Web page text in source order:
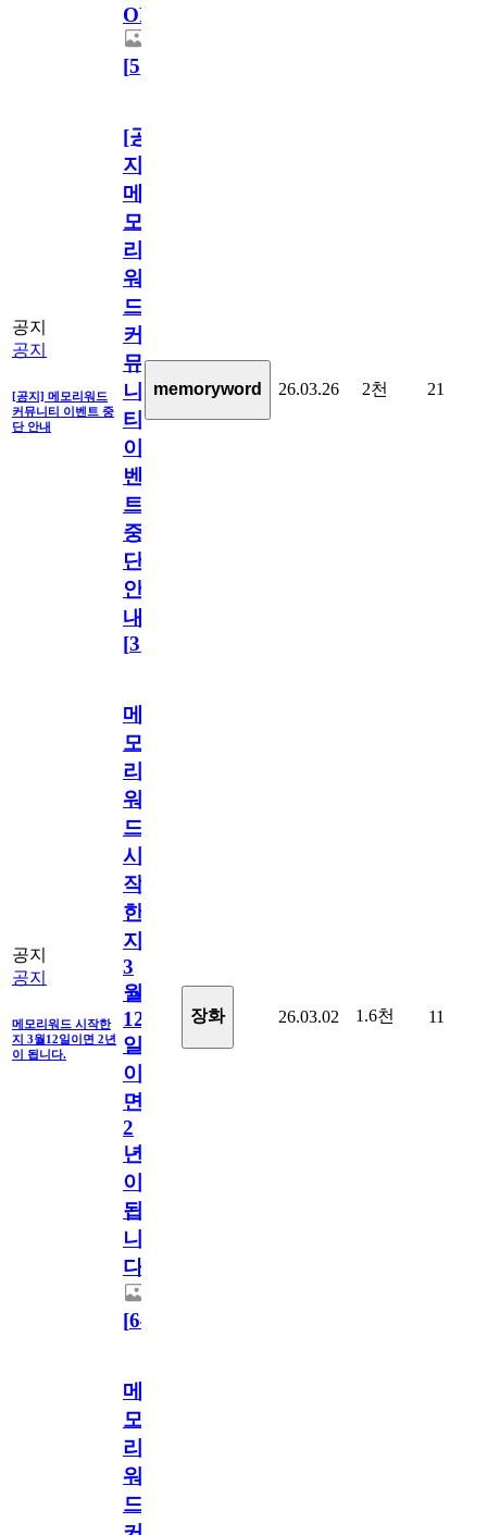
OPEN!
[5]
공지
공지
[공지] 메모리워드
커뮤니티 이벤트 중
단 안내
[공
지]
메
모
리
워
드
커
뮤
니
티
이
벤
트
중
단
안
내
[31
memoryword 26.03.26 2천 21
공지
공지
메모리워드 시작한
지 3월12일이면 2년
이 됩니다.
메
모
리
워
드
시
작
한
지
3
월
12
일
이
면
2
년
이
됩
니
다.
[64
장화 26.03.02 1.6천 11
메
모
리
워
드